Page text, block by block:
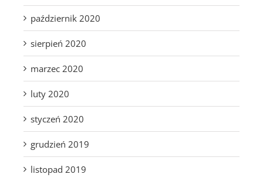
październik 2020
sierpień 2020
marzec 2020
luty 2020
styczeń 2020
grudzień 2019
listopad 2019